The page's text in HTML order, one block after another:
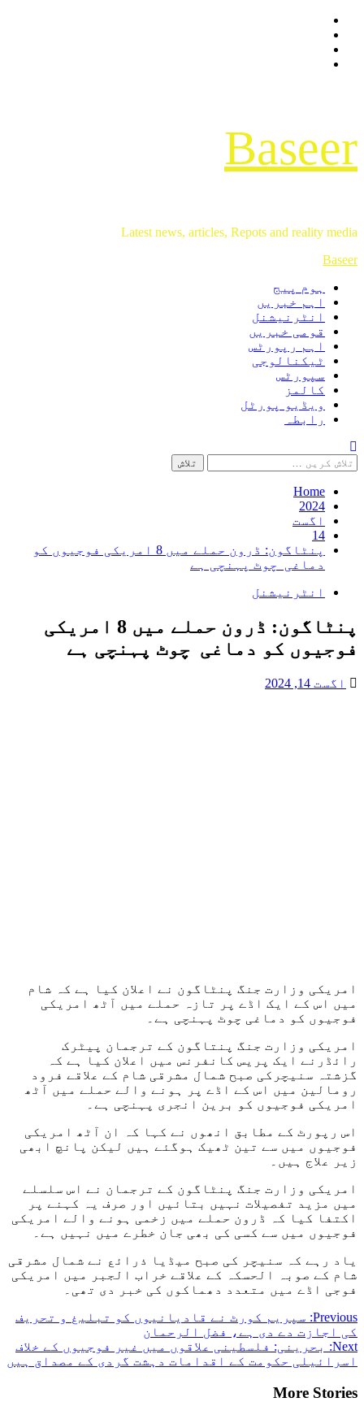
Skip
content
Baseer
Latest news, articles, Repots and reality media
Primary
Baseer
ہوم پیج
اہم خبریں
انٹرنیشنل
قومی خبریں
اہم رپورٹس
ٹیکنالوجی
سپورٹس
کالمز
ویڈیو پورٹل
رابطہ
تلاش
کریں
برائے:Home
2024
اگست
14
پنٹاگون: ڈرون حملے میں 8 امریکی فوجیوں کو
دماغی چوٹ پہنچی ہے
انٹرنیشنل
پنٹاگون: ڈرون حملے میں 8 امریکی
فوجیوں کو دماغی چوٹ پہنچی ہے
اگست 14, 2024
امریکی وزارت جنگ پنٹاگون نے اعلان کیا ہے کہ شام
میں اس کے ایک اڈے پر تازہ حملے میں آٹھ امریکی
فوجیوں کو دماغی چوٹ پہنچی ہے۔
امریکی وزارت جنگ پنتاگون کے ترجمان پیٹرک
رائڈرنے ایک پریس کانفرنس میں اعلان کیا ہے کہ
گزشتہ سنیچرکی صبح شمال مشرقی شام کے علاقے فرود
رومالین میں اس کے اڈے پر ہونے والے حملے میں آٹھ
امریکی فوجیوں کو برین انجری پہنچی ہے۔
اس رپورٹ کے مطابق انھوں نے کہا کہ ان آٹھ امریکی
فوجیوں میں سے تین ٹھیک ہوگئے ہیں لیکن پانچ ابھی
زیر علاج ہیں۔
امریکی وزارت جنگ پنٹاگون کے ترجمان نے اس سلسلے
میں مزید تفصیلات نہیں بتائيں اور صرف یہ کہنے پر
اکتفا کیا کہ ڈرون حملے میں زخمی ہونے والے امریکی
فوجیوں میں سے کسی کی بھی جان خطرے میں نہیں ہے۔
یاد رہے کہ سنیچر کی صبح میڈیا ذرائع نے شمال مشرقی
شام کے صوبہ الحسکہ کے علاقے خراب الجبر میں امریکی
فوجی اڈے میں متعدد دھماکوں کی خبر دی تھی۔
Post
navigation
Previous: سپریم کورٹ نے قادیانیوں کو تبلیغ و تحریف
کی اجازت دے دی ہے، فضل الرحمان
Next:
بحرینی: فلسطینی علاقوں میں غیر فوجیوں کے خلاف
اسرائیلی حکومت کے اقدامات دہشت گردی کے مصداق ہیں
More Stories